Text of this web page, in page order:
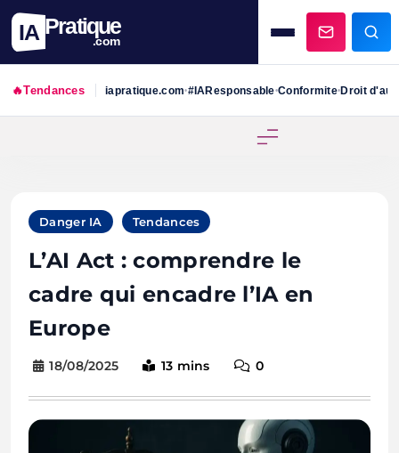
IA Pratique
.com
🔥Tendances iapratique.com•#IAResponsable•Conformite•Droit
Danger IA Tendances
L’AI Act : comprendre le
cadre qui encadre l’IA en
Europe
18/08/2025 13 mins 0